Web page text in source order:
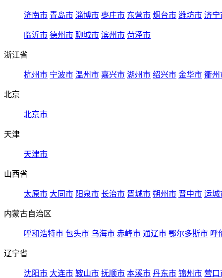
济南市 青岛市 淄博市 枣庄市 东营市 烟台市 潍坊市 济宁
临沂市 德州市 聊城市 滨州市 菏泽市
浙江省
杭州市 宁波市 温州市 嘉兴市 湖州市 绍兴市 金华市 衢州
北京
北京市
天津
天津市
山西省
太原市 大同市 阳泉市 长治市 晋城市 朔州市 晋中市 运城
内蒙古自治区
呼和浩特市 包头市 乌海市 赤峰市 通辽市 鄂尔多斯市 呼
辽宁省
沈阳市 大连市 鞍山市 抚顺市 本溪市 丹东市 锦州市 营口